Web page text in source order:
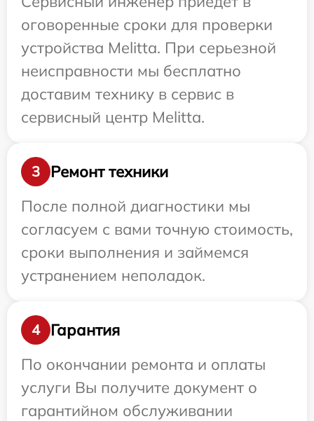
оговоренные сроки для проверки
устройства Melitta. При серьезной
неисправности мы бесплатно
доставим технику в сервис в
сервисный центр Melitta.
3
Ремонт техники
После полной диагностики мы
согласуем с вами точную стоимость,
сроки выполнения и займемся
устранением неполадок.
4
Гарантия
По окончании ремонта и оплаты
услуги Вы получите документ о
гарантийном обслуживании